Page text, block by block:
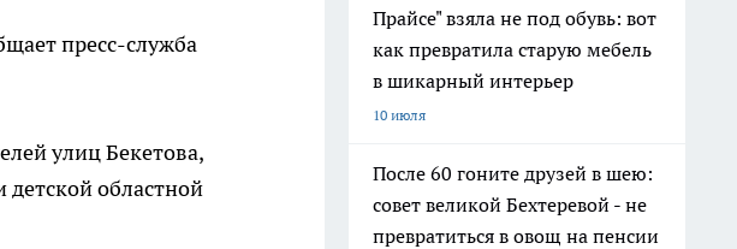
пресс-служба
улиц Бекетова,
детской областной
Прайсе" взяла не под обувь: вот
как превратила старую мебель
в шикарный интерьер
10 июля
После 60 гоните друзей в шею:
совет великой Бехтеревой - не
превратиться в овощ на пенсии